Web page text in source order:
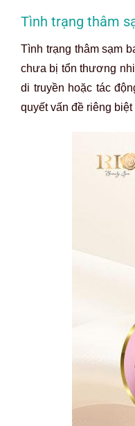
Tình trạng thâm
Tình trạng thâm sạm
chưa bị tổn thương
di truyền hoặc tác
quyết vấn đề riêng